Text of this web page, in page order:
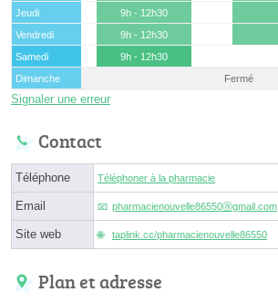
Jeudi
9h - 12h30
Vendredi
9h - 12h30
Samedi
9h - 12h30
Dimanche
Fermé
Signaler une erreur
Contact
Téléphone Téléphoner à la pharmacie
Email pharmacienouvelle86550ⓐgmail.com
Site web taplink.cc/pharmacienouvelle86550
Plan et adresse